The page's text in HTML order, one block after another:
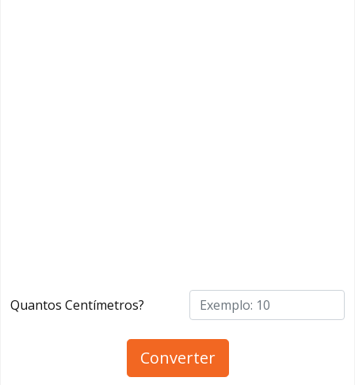
Quantos Centímetros?
Converter